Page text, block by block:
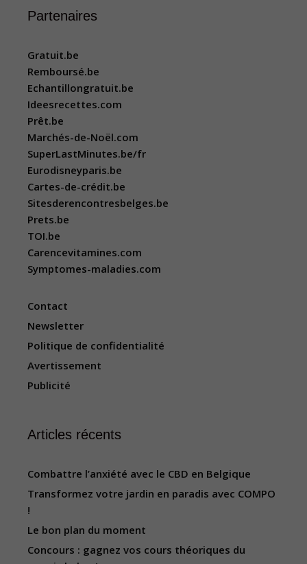
Partenaires
Gratuit.be
Remboursé.be
Echantillongratuit.be
Ideesrecettes.com
Prêt.be
Marchés-de-Noël.com
SuperLastMinutes.be/fr
Eurodisneyparis.be
Cartes-de-crédit.be
Sitesderencontresbelges.be
Prets.be
TOI.be
Carencevitamines.com
Symptomes-maladies.com
Contact
Newsletter
Politique de confidentialité
Avertissement
Publicité
Articles récents
Combattre l’anxiété avec le CBD en Belgique
Transformez votre jardin en paradis avec COMPO
!
Le bon plan du moment
Concours : gagnez vos cours théoriques du